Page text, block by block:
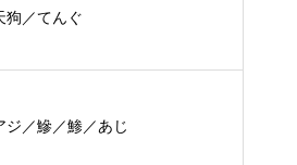
狗／てんぐ
ジ／鰺／鯵／あじ